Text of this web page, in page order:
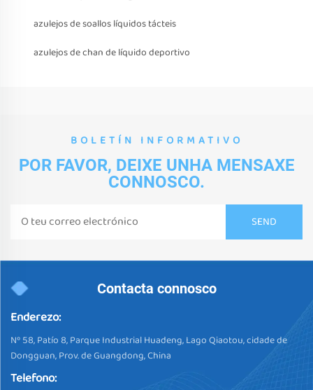
azulejos de soallos líquidos tácteis
azulejos de chan de líquido deportivo
BOLETÍN INFORMATIVO
POR FAVOR, DEIXE UNHA MENSAXE
CONNOSCO.
Contacta connosco
Enderezo:
Nº 58, Patío 8, Parque Industrial Huadeng, Lago Qiaotou, cidade de
Dongguan, Prov. de Guangdong, China
Telefono: